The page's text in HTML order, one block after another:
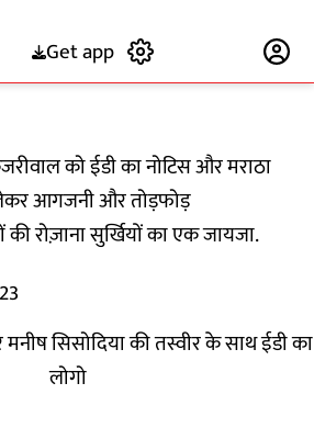
Get app
को ईडी का नोटिस और मराठा
आगजनी और तोड़फोड़
रोज़ाना सुर्खियों का एक जायजा.